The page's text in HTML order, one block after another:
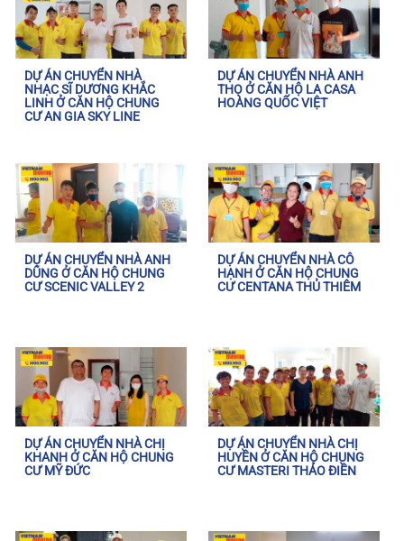
DỰ ÁN CHUYỂN NHÀ
NHẠC SĨ DƯƠNG KHẮC
LINH Ở CĂN HỘ CHUNG
CƯ AN GIA SKY LINE
DỰ ÁN CHUYỂN NHÀ ANH
THỌ Ở CĂN HỘ LA CASA
HOÀNG QUỐC VIỆT
DỰ ÁN CHUYỂN NHÀ ANH
DŨNG Ở CĂN HỘ CHUNG
CƯ SCENIC VALLEY 2
DỰ ÁN CHUYỂN NHÀ CÔ
HẠNH Ở CĂN HỘ CHUNG
CƯ CENTANA THỦ THIÊM
DỰ ÁN CHUYỂN NHÀ CHỊ
KHANH Ở CĂN HỘ CHUNG
CƯ MỸ ĐỨC
DỰ ÁN CHUYỂN NHÀ CHỊ
HUYỀN Ở CĂN HỘ CHUNG
CƯ MASTERI THẢO ĐIỀN